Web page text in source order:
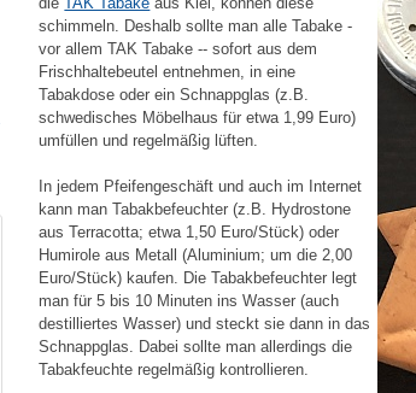
schimmeln. Deshalb sollte man alle Tabake -
vor allem TAK Tabake -- sofort aus dem
Frischhaltebeutel entnehmen, in eine
Tabakdose oder ein Schnappglas (z.B.
schwedisches Möbelhaus für etwa 1,99 Euro)
umfüllen und regelmäßig lüften.
In jedem Pfeifengeschäft und auch im Internet
kann man Tabakbefeuchter (z.B. Hydrostone
aus Terracotta; etwa 1,50 Euro/Stück) oder
Humirole aus Metall (Aluminium; um die 2,00
Euro/Stück) kaufen. Die Tabakbefeuchter legt
man für 5 bis 10 Minuten ins Wasser (auch
destilliertes Wasser) und steckt sie dann in das
Schnappglas. Dabei sollte man allerdings die
Tabakfeuchte regelmäßig kontrollieren.